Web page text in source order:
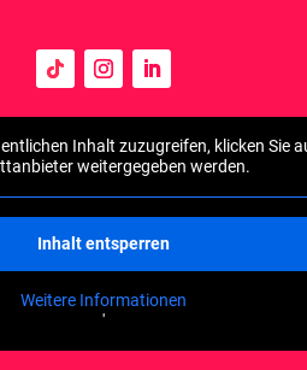
Inhalt zuzugreifen, klicken Sie
weitergegeben werden.
Inhalt entsperren
Weitere Informationen
'